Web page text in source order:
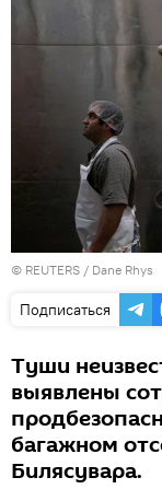
© REUTERS / Dane Rhys
Подписаться
Туши
выявлены
багажном
Билясувара.